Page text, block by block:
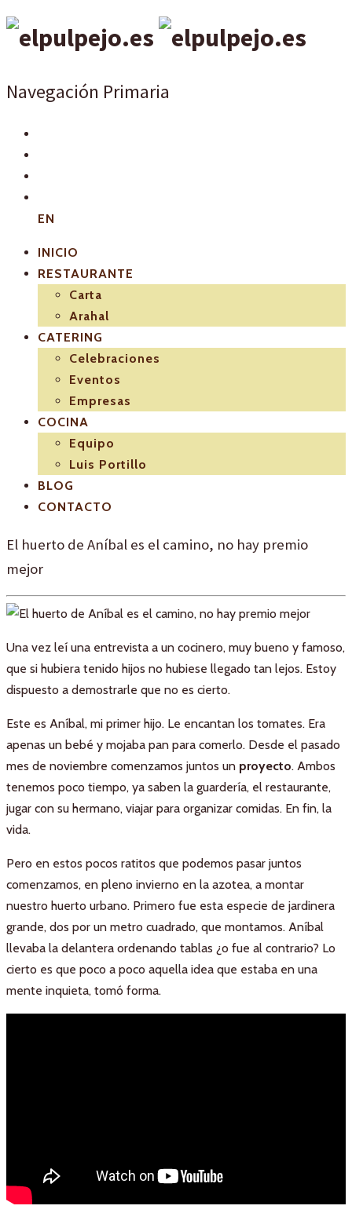
Navegación Primaria
EN
INICIO
RESTAURANTE
Carta
Arahal
CATERING
Celebraciones
Eventos
Empresas
COCINA
Equipo
Luis Portillo
BLOG
CONTACTO
El huerto de Aníbal es el camino, no hay premio
mejor
Una vez leí una entrevista a un cocinero, muy bueno y famoso,
que si hubiera tenido hijos no hubiese llegado tan lejos. Estoy
dispuesto a demostrarle que no es cierto.
Este es Aníbal, mi primer hijo. Le encantan los tomates. Era
apenas un bebé y mojaba pan para comerlo. Desde el pasado
mes de noviembre comenzamos juntos un proyecto. Ambos
tenemos poco tiempo, ya saben la guardería, el restaurante,
jugar con su hermano, viajar para organizar comidas. En fin, la
vida.
Pero en estos pocos ratitos que podemos pasar juntos
comenzamos, en pleno invierno en la azotea, a montar
nuestro huerto urbano. Primero fue esta especie de jardinera
grande, dos por un metro cuadrado, que montamos. Aníbal
llevaba la delantera ordenando tablas ¿o fue al contrario? Lo
cierto es que poco a poco aquella idea que estaba en una
mente inquieta, tomó forma.